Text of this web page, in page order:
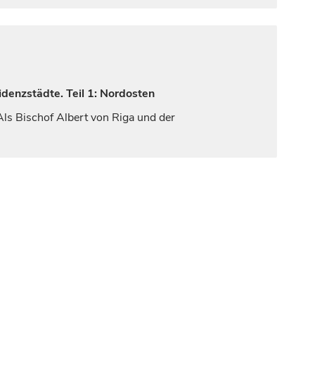
Teil 1: Nordosten
BischofAlbert von Riga und der